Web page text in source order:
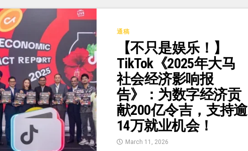
通稿
【不只是娱乐！】
TikTok《2025年大马
社会经济影响报
告》：为数字经济贡
献200亿令吉，支持逾
14万就业机会！
March 11, 2026